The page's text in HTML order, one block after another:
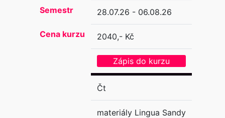
Semestr
Cena kurzu
28.07.26 - 06.08.26
2040,- Kč
Zápis do kurzu
Čt
materiály Lingua Sandy